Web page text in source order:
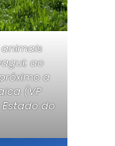
ao
a
(VP
do